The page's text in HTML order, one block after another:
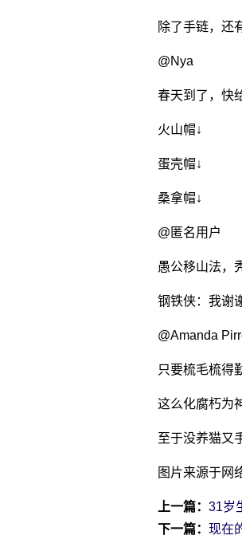
除了手链，还
@Nya
春天到了，快
火山帽↓
蛋壳帽↓
桑拿帽↓
@匿名用户
愚公移山法，
钢铁侠：我谢
@Amanda
只要梳毛梳得
这么化腐朽为
至于没养猫又
图片来源于网
上一篇： 31岁
下一篇： 现在